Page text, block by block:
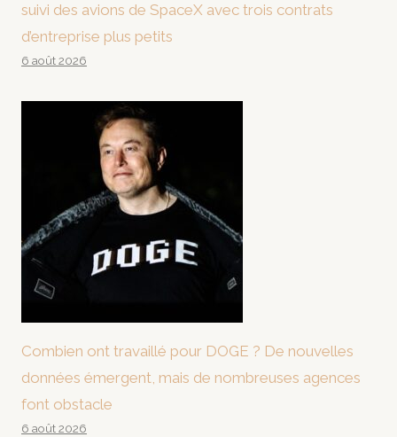
suivi des avions de SpaceX avec trois contrats
d’entreprise plus petits
6 août 2026
Combien ont travaillé pour DOGE ? De nouvelles
données émergent, mais de nombreuses agences
font obstacle
6 août 2026